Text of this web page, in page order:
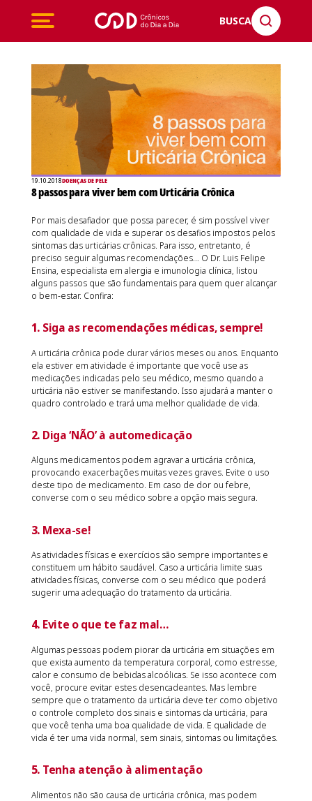
BUSCA
19.10.2018DOENÇAS DE PELE
8 passos para viver bem com Urticária Crônica
Por mais desafiador que possa parecer, é sim possível viver
com qualidade de vida e superar os desafios impostos pelos
sintomas das urticárias crônicas. Para isso, entretanto, é
preciso seguir algumas recomendações… O Dr. Luis Felipe
Ensina, especialista em alergia e imunologia clínica, listou
alguns passos que são fundamentais para quem quer alcançar
o bem-estar. Confira:
1. Siga as recomendações médicas, sempre!
A urticária crônica pode durar vários meses ou anos. Enquanto
ela estiver em atividade é importante que você use as
medicações indicadas pelo seu médico, mesmo quando a
urticária não estiver se manifestando. Isso ajudará a manter o
quadro controlado e trará uma melhor qualidade de vida.
2. Diga ‘NÃO’ à automedicação
Alguns medicamentos podem agravar a urticária crônica,
provocando exacerbações muitas vezes graves. Evite o uso
deste tipo de medicamento. Em caso de dor ou febre,
converse com o seu médico sobre a opção mais segura.
3. Mexa-se!
As atividades físicas e exercícios são sempre importantes e
constituem um hábito saudável. Caso a urticária limite suas
atividades físicas, converse com o seu médico que poderá
sugerir uma adequação do tratamento da urticária.
4. Evite o que te faz mal…
Algumas pessoas podem piorar da urticária em situações em
que exista aumento da temperatura corporal, como estresse,
calor e consumo de bebidas alcoólicas. Se isso acontece com
você, procure evitar estes desencadeantes. Mas lembre
sempre que o tratamento da urticária deve ter como objetivo
o controle completo dos sinais e sintomas da urticária, para
que você tenha uma boa qualidade de vida. E qualidade de
vida é ter uma vida normal, sem sinais, sintomas ou limitações.
5. Tenha atenção à alimentação
Alimentos não são causa de urticária crônica, mas podem